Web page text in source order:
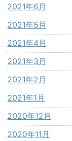
2021年6月
2021年5月
2021年4月
2021年3月
2021年2月
2021年1月
2020年12月
2020年11月